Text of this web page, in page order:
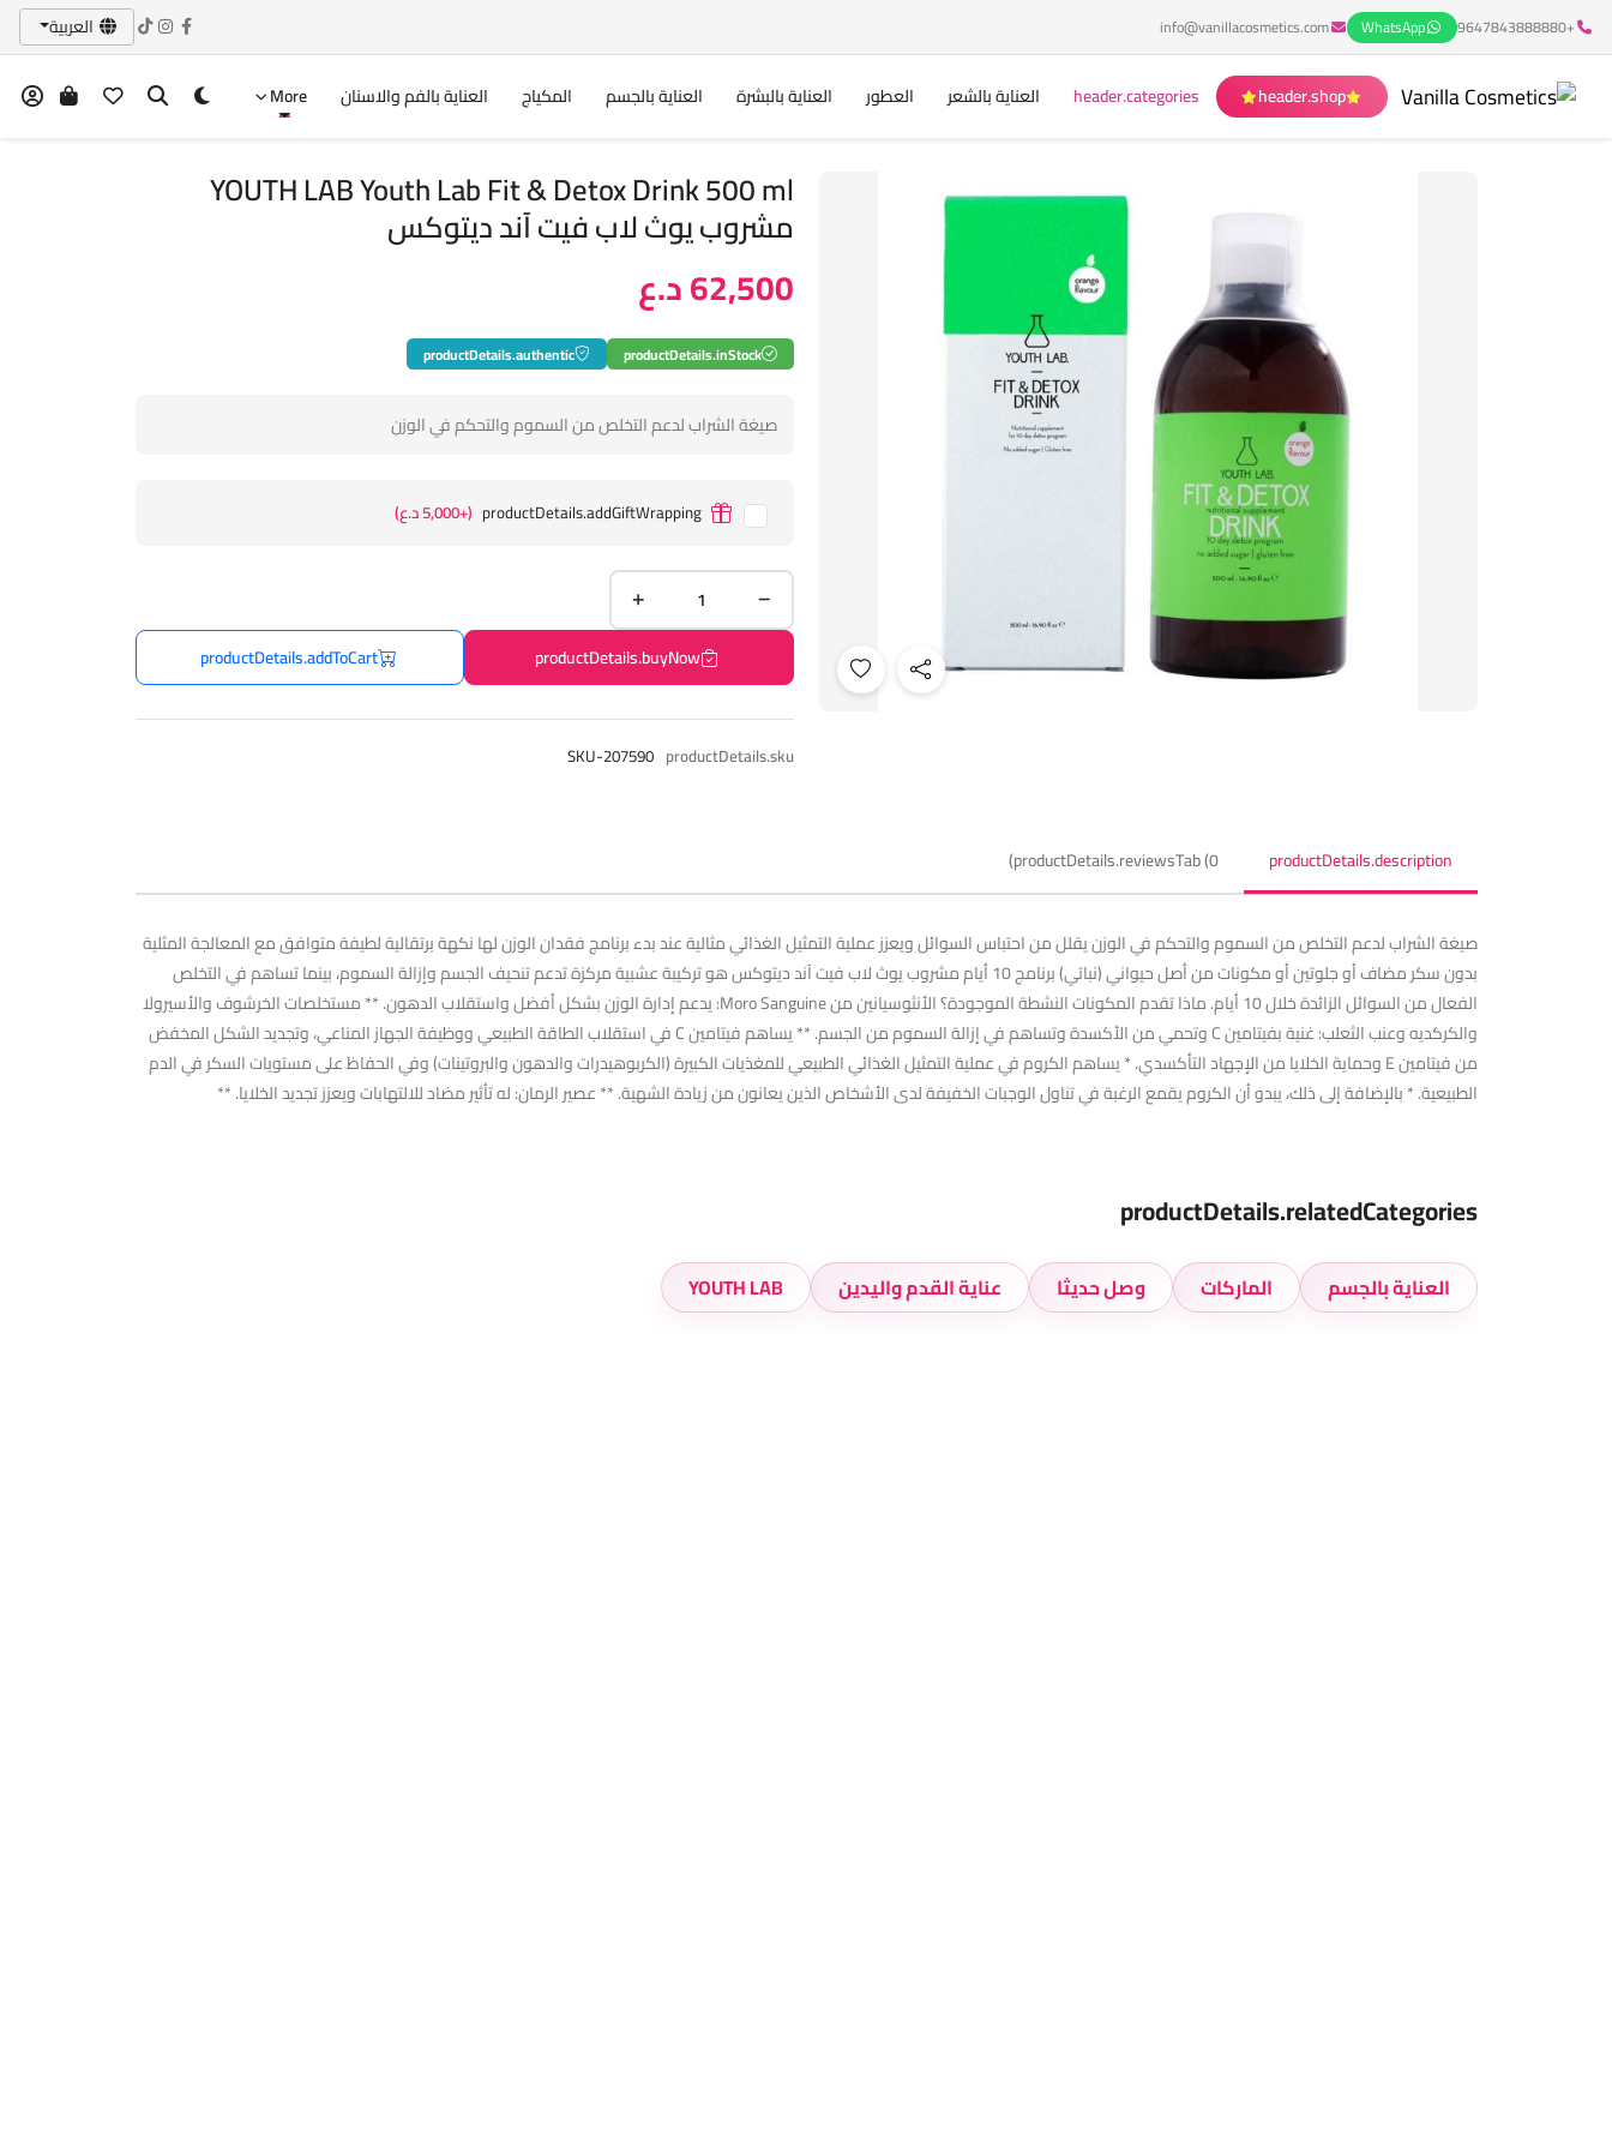
+9647843888880
WhatsApp
info@vanillacosmetics.com العربية
header.shop
header.categories العناية بالشعر العطور العناية بالبشرة العناية بالجسم المكياج العناية بالفم والاسنان More
YOUTH LAB Youth Lab Fit & Detox Drink 500 ml
مشروب يوث لاب فيت آند ديتوكس
62,500 د.ع
productDetails.inStock
productDetails.authentic
صيغة الشراب لدعم التخلص من السموم والتحكم في الوزن
productDetails.addGiftWrapping (+5,000 د.ع)
productDetails.buyNow
productDetails.addToCart
productDetails.sku
SKU-207590
productDetails.description
productDetails.reviewsTab (0)
صيغة الشراب لدعم التخلص من السموم والتحكم في الوزن يقلل من احتباس السوائل ويعزز عملية التمثيل الغذائي مثالية عند بدء برنامج فقدان الوزن لها نكهة برتقالية لطيفة متوافق مع المعالجة المثلية
بدون سكر مضاف أو جلوتين أو مكونات من أصل حيواني (نباتي) برنامج 10 أيام مشروب يوث لاب فيت آند ديتوكس هو تركيبة عشبية مركزة تدعم تنحيف الجسم وإزالة السموم، بينما تساهم في التخلص
الفعال من السوائل الزائدة خلال 10 أيام. ماذا تقدم المكونات النشطة الموجودة؟ الأنثوسيانين من Moro Sanguine: يدعم إدارة الوزن بشكل أفضل واستقلاب الدهون. ** مستخلصات الخرشوف والأسيرولا
والكركديه وعنب الثعلب: غنية بفيتامين C وتحمي من الأكسدة وتساهم في إزالة السموم من الجسم. ** يساهم فيتامين C في استقلاب الطاقة الطبيعي ووظيفة الجهاز المناعي، وتجديد الشكل المخفض
من فيتامين E وحماية الخلايا من الإجهاد التأكسدي. * يساهم الكروم في عملية التمثيل الغذائي الطبيعي للمغذيات الكبيرة (الكربوهيدرات والدهون والبروتينات) وفي الحفاظ على مستويات السكر في الدم
الطبيعية. * بالإضافة إلى ذلك، يبدو أن الكروم يقمع الرغبة في تناول الوجبات الخفيفة لدى الأشخاص الذين يعانون من زيادة الشهية. ** عصير الرمان: له تأثير مضاد للالتهابات ويعزز تجديد الخلايا. **
productDetails.relatedCategories
العناية بالجسم الماركات وصل حديثا عناية القدم واليدين YOUTH LAB